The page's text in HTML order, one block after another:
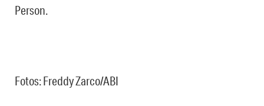
Person.
Fotos: Freddy Zarco/ABI